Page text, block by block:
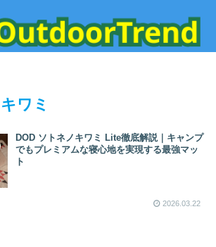
ワミ
DOD ソトネノキワミ Lite徹底解説｜キャンプ
でもプレミアムな寝心地を実現する最強マッ
ト
2026.03.22